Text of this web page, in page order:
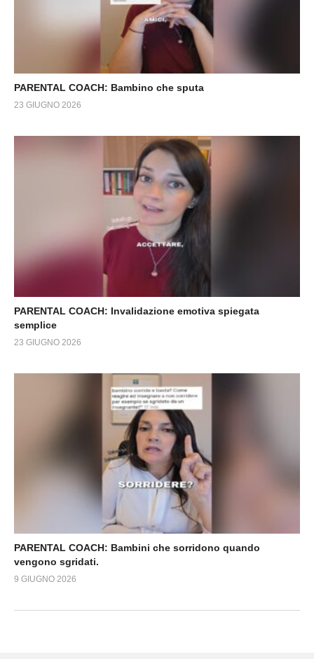
PARENTAL COACH: Bambino che sputa
23 GIUGNO 2026
PARENTAL COACH: Invalidazione emotiva spiegata
semplice
23 GIUGNO 2026
PARENTAL COACH: Bambini che sorridono quando
vengono sgridati.
9 GIUGNO 2026